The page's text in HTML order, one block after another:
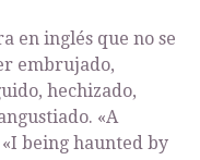
en inglés que no se
embrujado,
hechizado,
«A
being haunted by